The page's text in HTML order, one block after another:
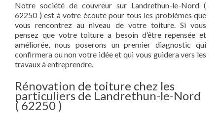
Notre société de couvreur sur Landrethun-le-Nord (
62250 ) est à votre écoute pour tous les problèmes que
vous rencontrez au niveau de votre toiture. Si vous
pensez que votre toiture a besoin d’être repensée et
améliorée, nous poserons un premier diagnostic qui
confirmera ou non votre idée et qui vous guidera vers les
travaux à entreprendre.
Rénovation de toiture chez les
particuliers de Landrethun-le-Nord
( 62250 )